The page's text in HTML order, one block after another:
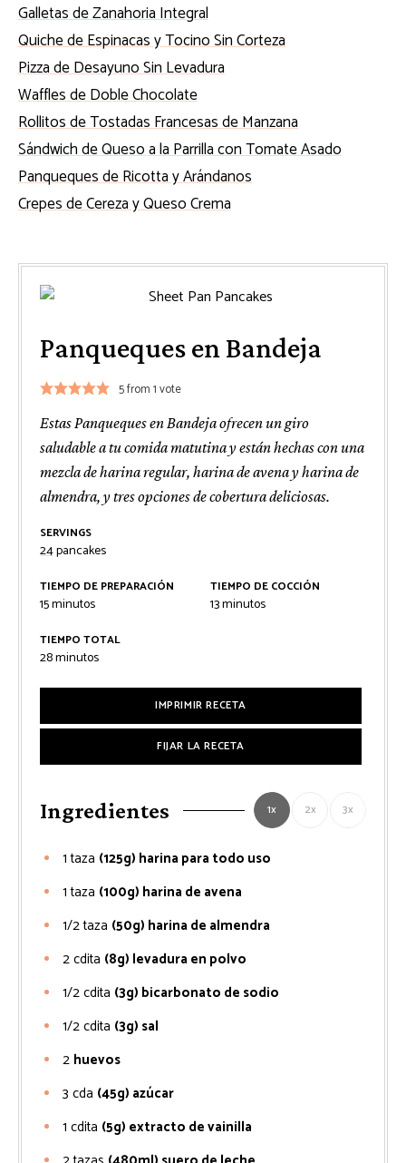
Galletas de Zanahoria Integral
Quiche de Espinacas y Tocino Sin Corteza
Pizza de Desayuno Sin Levadura
Waffles de Doble Chocolate
Rollitos de Tostadas Francesas de Manzana
Sándwich de Queso a la Parrilla con Tomate Asado
Panqueques de Ricotta y Arándanos
Crepes de Cereza y Queso Crema
Panqueques en Bandeja
5from 1 vote
Estas Panqueques en Bandeja ofrecen un giro
saludable a tu comida matutina y están hechas con una
mezcla de harina regular, harina de avena y harina de
almendra, y tres opciones de cobertura deliciosas.
SERVINGS
24pancakes
TIEMPO DE PREPARACIÓN
15minutos
minutos
TIEMPO DE COCCIÓN
13minutos
minutos
TIEMPO TOTAL
28minutos
minutos
IMPRIMIR RECETA
FIJAR LA RECETA
Ingredientes 1x 2x 3x
1 taza (125g) harina para todo uso
1 taza (100g) harina de avena
1/2taza (50g) harina de almendra
2cdita (8g) levadura en polvo
1/2cdita (3g) bicarbonato de sodio
1/2cdita (3g) sal
2 huevos
3 cda (45g) azúcar
1 cdita (5g) extracto de vainilla